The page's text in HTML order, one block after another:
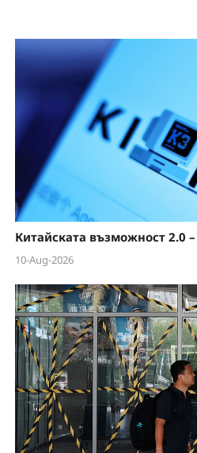
a
y
V
i
e
o
Китайската възможност 2.0
10-Aug-2026